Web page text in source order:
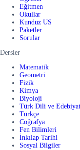
Eğitmen
Okullar
Kunduz US
Paketler
Sorular
Dersler
Matematik
Geometri
Fizik
Kimya
Biyoloji
Türk Dili ve
Türkçe
Coğrafya
Fen Bilimleri
İnkılap Tarihi
Sosyal Bilgiler